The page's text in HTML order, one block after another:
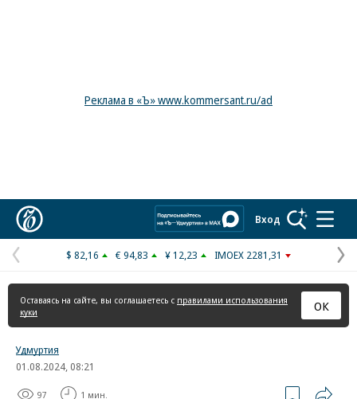
Реклама в «Ъ» www.kommersant.ru/ad
Вход
Предыдущая
страница
$ 82,16 € 94,83 ¥ 12,23 IMOEX 2281,31
Оставаясь на сайте, вы соглашаетесь с правилами использования
куки
ОК
Удмуртия
01.08.2024, 08:21
97 1 мин.